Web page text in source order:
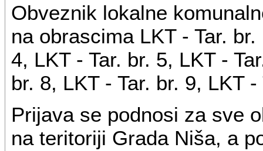
Obveznik lokalne
na obrascima LKT - Tar.
4, LKT - Tar. br. 5, LKT -
br. 8, LKT - Tar. br. 9, LKT
Prijava se podnosi za sve
na teritoriji Grada Niša, a